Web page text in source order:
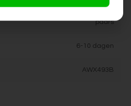
paars
6-10 dagen
AWX493B